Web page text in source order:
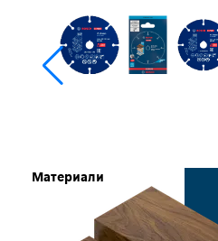
Материали